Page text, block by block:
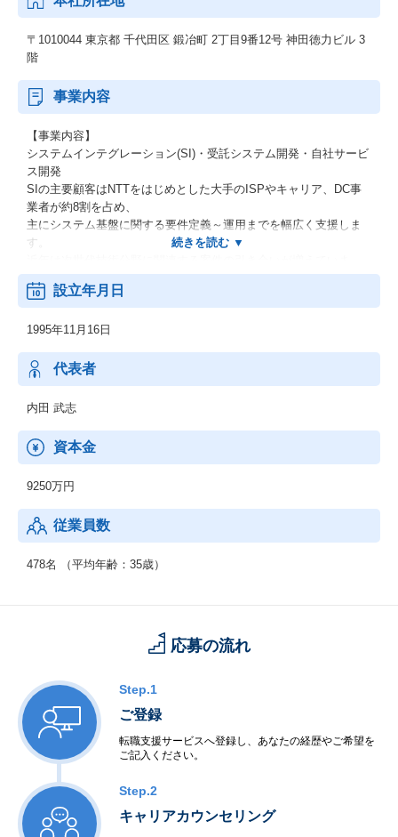
〒1010044 東京都 千代田区 鍛冶町 2丁目9番12号 神田徳力ビル 3
階
事業内容
【事業内容】
システムインテグレーション(SI)・受託システム開発・自社サービ
ス開発
SIの主要顧客はNTTをはじめとした大手のISPやキャリア、DC事
業者が約8割を占め、
主にシステム基盤に関する要件定義～運用までを幅広く支援しま
す。
す。
同社は、「エンジニアから時間を奪うものをなくす」ため、ITイ
ンフラ自動化のプロフェッショナルとして、
クラウドも含めたインフラ自動化技術で顧客の課題を解決すると
同時に、SI業務の課題を解決するプロダクト・サービスを提供す
る
設立年月日
1995年11月16日
代表者
内田 武志
資本金
9250万円
従業員数
478名 （平均年齢：35歳）
応募の流れ
Step.1
ご登録
転職支援サービスへ登録し、あなたの経歴やご希望を
ご記入ください。
Step.2
キャリアカウンセリング